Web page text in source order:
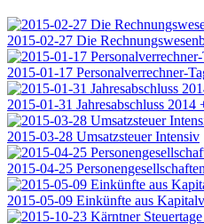
2015-02-27 Die
2015-01-17 Personalverrechner-
2015-01-31 Jahresabschluss 2014
2015-03-28 Umsatzsteuer Intensiv
2015-04-25
2015-05-09 Einkünfte aus